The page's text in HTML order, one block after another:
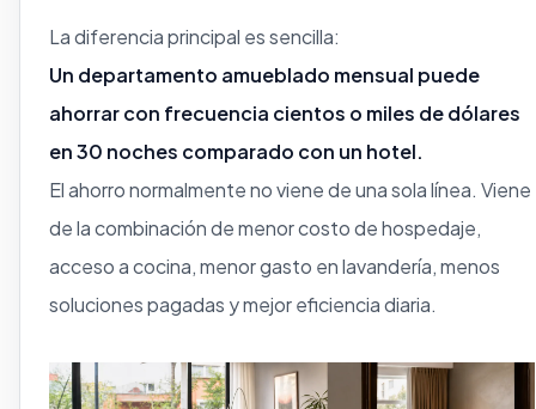
La diferencia principal es sencilla:
Un departamento amueblado mensual puede
ahorrar con frecuencia cientos o miles de dólares
en 30 noches comparado con un hotel.
El ahorro normalmente no viene de una sola línea. Viene
de la combinación de menor costo de hospedaje,
acceso a cocina, menor gasto en lavandería, menos
soluciones pagadas y mejor eficiencia diaria.